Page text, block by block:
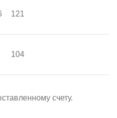
121
104
счету.